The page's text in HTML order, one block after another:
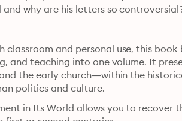
and why are his letters so
classroom and personal use, this
and teaching into one volume. It
the early church—within the
politics and culture.
in Its World allows you to recover